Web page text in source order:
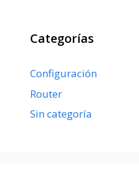
Categorías
Configuración
Router
Sin categoría